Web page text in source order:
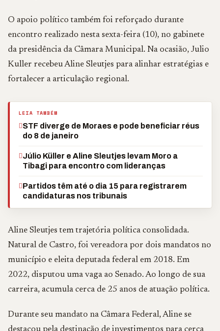
O apoio político também foi reforçado durante
encontro realizado nesta sexta-feira (10), no gabinete
da presidência da Câmara Municipal. Na ocasião, Julio
Kuller recebeu Aline Sleutjes para alinhar estratégias e
fortalecer a articulação regional.
LEIA TAMBÉM
STF diverge de Moraes e pode beneficiar réus
do 8 de janeiro
Júlio Küller e Aline Sleutjes levam Moro a
Tibagi para encontro com lideranças
Partidos têm até o dia 15 para registrarem
candidaturas nos tribunais
Aline Sleutjes tem trajetória política consolidada.
Natural de Castro, foi vereadora por dois mandatos no
município e eleita deputada federal em 2018. Em
2022, disputou uma vaga ao Senado. Ao longo de sua
carreira, acumula cerca de 25 anos de atuação política.
Durante seu mandato na Câmara Federal, Aline se